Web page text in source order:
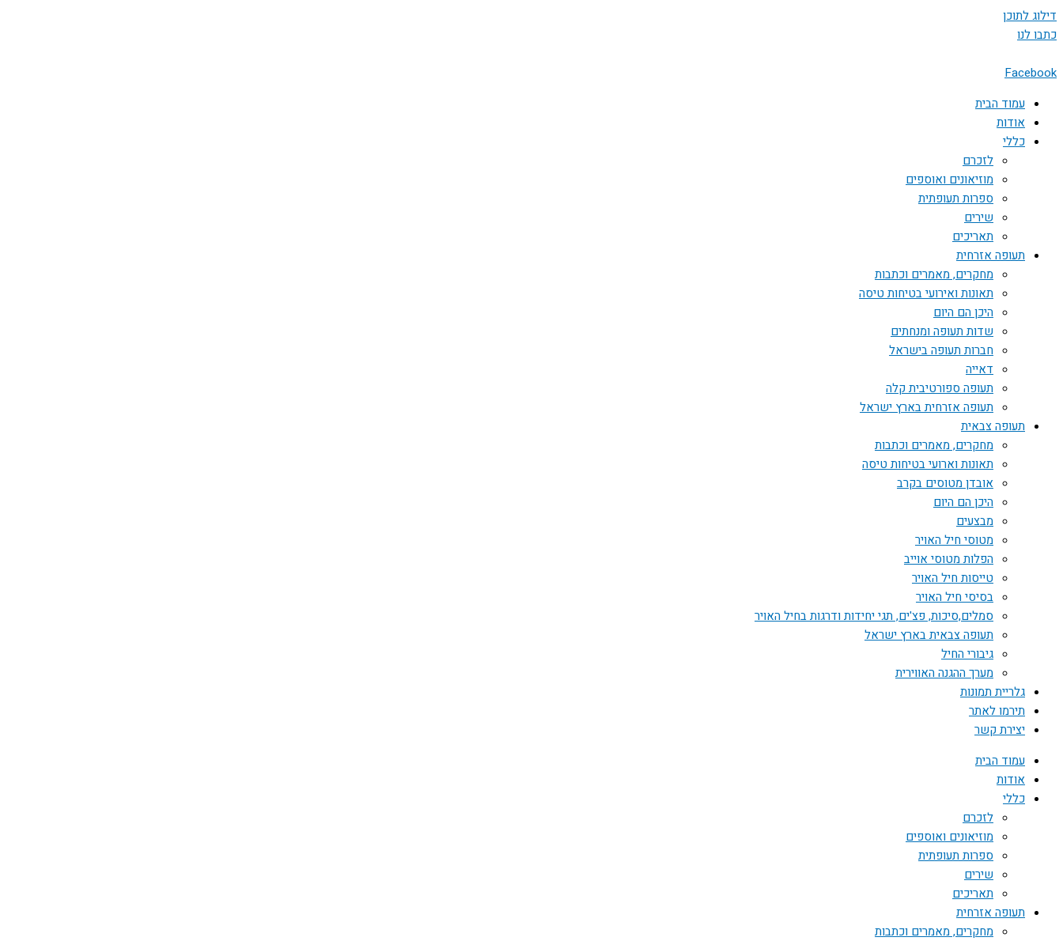
דילוג לתוכן
כתבו לנו
Facebook
עמוד הבית
אודות
כללי
לזכרם
מוזיאונים ואוספים
ספרות תעופתית
שירים
תאריכים
תעופה אזרחית
מחקרים, מאמרים וכתבות
תאונות ואירועי בטיחות טיסה
היכן הם היום
שדות תעופה ומנחתים
חברות תעופה בישראל
דאייה
תעופה ספורטיבית קלה
תעופה אזרחית בארץ ישראל
תעופה צבאית
מחקרים, מאמרים וכתבות
תאונות וארועי בטיחות טיסה
אובדן מטוסים בקרב
היכן הם היום
מבצעים
מטוסי חיל האויר
הפלות מטוסי אוייב
טייסות חיל האויר
בסיסי חיל האויר
סמלים,סיכות, פצ'ים, תגי יחידות ודרגות בחיל האויר
תעופה צבאית בארץ ישראל
גיבורי החיל
מערך ההגנה האווירית
גלריית תמונות
תירמו לאתר
יצירת קשר
עמוד הבית
אודות
כללי
לזכרם
מוזיאונים ואוספים
ספרות תעופתית
שירים
תאריכים
תעופה אזרחית
מחקרים, מאמרים וכתבות